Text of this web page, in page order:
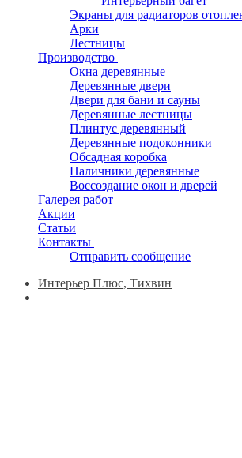
Экраны для радиаторов
Арки
Лестницы
Производство
Окна деревянные
Деревянные двери
Двери для бани и сауны
Деревянные лестницы
Плинтус деревянный
Деревянные подоконники
Обсадная коробка
Наличники деревянные
Воссоздание окон и дверей
Галерея работ
Акции
Статьи
Контакты
Отправить сообщение
Интерьер Плюс, Тихвин